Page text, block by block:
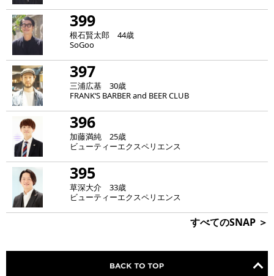
399
根石賢太郎 44歳
SoGoo
397
三浦広基 30歳
FRANK‘S BARBER and BEER CLUB
396
加藤満純 25歳
ビューティーエクスペリエンス
395
草深大介 33歳
ビューティーエクスペリエンス
すべてのSNAP ＞